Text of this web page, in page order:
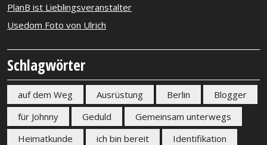
PlanB ist Lieblingsveranstalter
Usedom Foto von Ulrich
Schlagwörter
auf dem Weg Ausrüstung Berlin
Blogger
für Johnny
Geduld
Gemeinsam unterwegs
Heimatkunde
ich bin bereit
Identifikation